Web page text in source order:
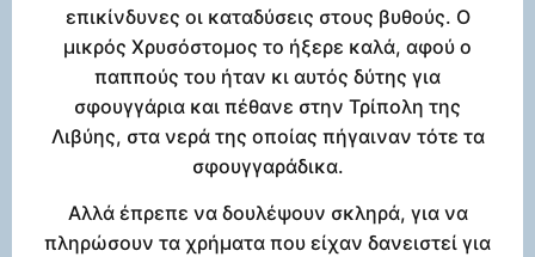
επικίνδυνες οι καταδύσεις στους βυθούς. Ο
μικρός Χρυσόστομος το ήξερε καλά, αφού ο
παππούς του ήταν κι αυτός δύτης για
σφουγγάρια και πέθανε στην Τρίπολη της
Λιβύης, στα νερά της οποίας πήγαιναν τότε τα
σφουγγαράδικα.
Αλλά έπρεπε να δουλέψουν σκληρά, για να
πληρώσουν τα χρήματα που είχαν δανειστεί για